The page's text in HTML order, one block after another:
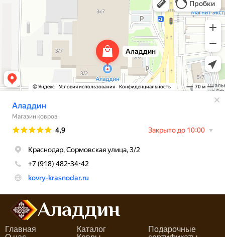
Аладдин
Главная Каталог Подарочные